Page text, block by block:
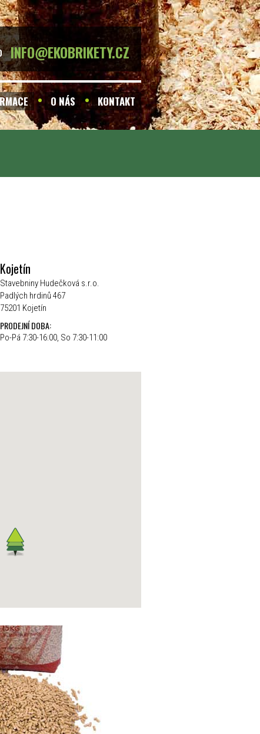
INFO@EKOBRIKETY.CZ
O NÁS KONTAKT
Kojetín
Stavebniny Hudečková s.r.o.
Padlých hrdinů 467
75201 Kojetín
PRODEJNÍ DOBA:
Po-Pá 7:30-16:00, So 7:30-11:00